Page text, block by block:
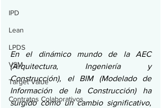
IPD
Lean
LPDS
VSM
Target Value
Contratos Colaborativos
En el dinámico mundo de la AEC
(Arquitectura, Ingeniería y
Construcción), el BIM (Modelado de
Información de la Construcción) ha
surgido como un cambio significativo,